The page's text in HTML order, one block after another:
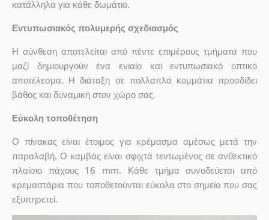
κατάλληλα για κάθε δωμάτιο.
Εντυπωσιακός πολυμερής σχεδιασμός
Η σύνθεση αποτελείται από πέντε επιμέρους τμήματα που
μαζί δημιουργούν ένα ενιαίο και εντυπωσιακό οπτικό
αποτέλεσμα. Η διάταξη σε πολλαπλά κομμάτια προσδίδει
βάθος και δυναμική στον χώρο σας.
Εύκολη τοποθέτηση
Ο πίνακας είναι έτοιμος για κρέμασμα αμέσως μετά την
παραλαβή. Ο καμβάς είναι σφιχτά τεντωμένος σε ανθεκτικό
πλαίσιο πάχους 16 mm. Κάθε τμήμα συνοδεύεται από
κρεμαστάρια που τοποθετούνται εύκολα στο σημείο που σας
εξυπηρετεί.